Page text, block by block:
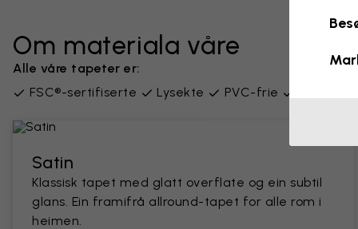
Om materiala våre
Alle våre tapeter er:
FSC®-sertifiserte
Lysekte PVC-frie
Satin
Klassisk tapet med glatt overflate og ein subtil
glans. Ein framifrå allround-tapet for alle rom i
heimen.